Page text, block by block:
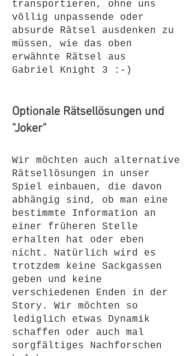
transportieren, ohne uns
völlig unpassende oder
absurde Rätsel ausdenken zu
müssen, wie das oben
erwähnte Rätsel aus
Gabriel Knight 3 :-)
Optionale Rätsellösungen und
"Joker"
Wir möchten auch alternative
Rätsellösungen in unser
Spiel einbauen, die davon
abhängig sind, ob man eine
bestimmte Information an
einer früheren Stelle
erhalten hat oder eben
nicht. Natürlich wird es
trotzdem keine Sackgassen
geben und keine
verschiedenen Enden in der
Story. Wir möchten so
lediglich etwas Dynamik
schaffen oder auch mal
sorgfältiges Nachforschen